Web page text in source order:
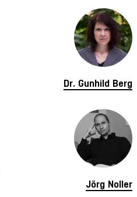
Dr. Gunhild Berg
Jörg Noller